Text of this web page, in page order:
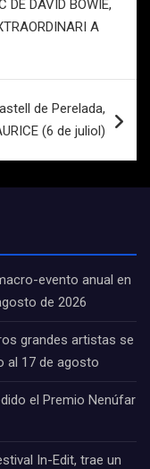
DE DAVID BOWIE,
A
de Perelada,
(6 de juliol)
evento anual en
de 2026
grandes artistas se
al 17 de agosto
el Premio Nenúfar
In-Edit, trae un